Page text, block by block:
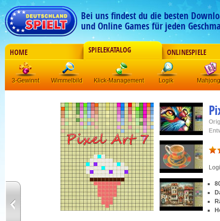
Bei uns findest du die besten
und Online Games für jeden
HOME SPIELEKATALOG ONLINESPIELE
3-Gewinnt Wimmelbild Klick-Management Logik Mahjong